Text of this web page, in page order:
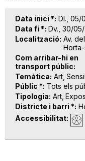
Data inici * Dl., 05/
Data fi * Dv., 30/
Localització Av.
Com arribar-hi en
transport públic
Temàtica Art
Públic * Tots els
Tipologia Art
Districte i barri *
Accessibilitat